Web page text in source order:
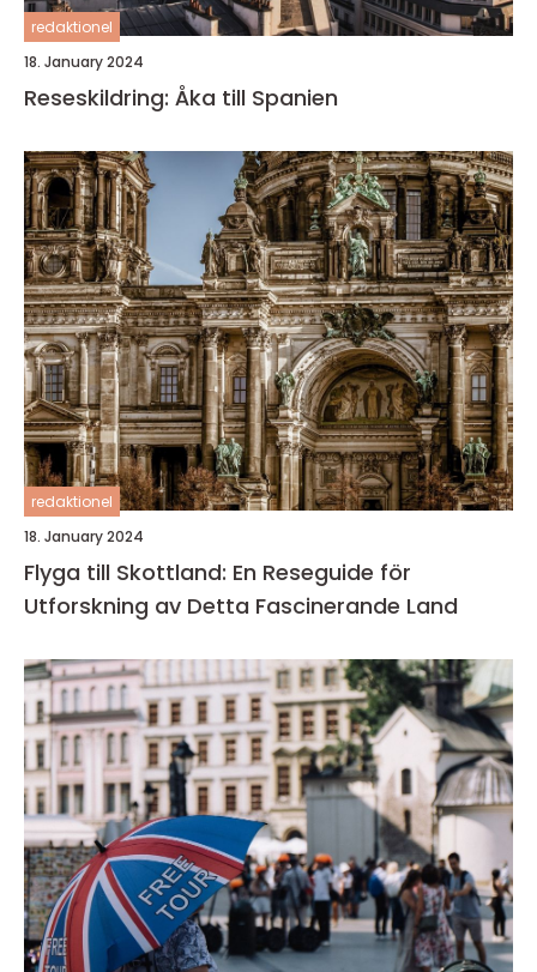
redaktionel
18. January 2024
Reseskildring: Åka till Spanien
redaktionel
18. January 2024
Flyga till Skottland: En Reseguide för
Utforskning av Detta Fascinerande Land